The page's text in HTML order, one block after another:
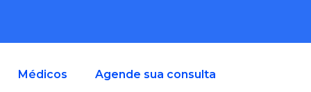
Médicos Agende sua consulta